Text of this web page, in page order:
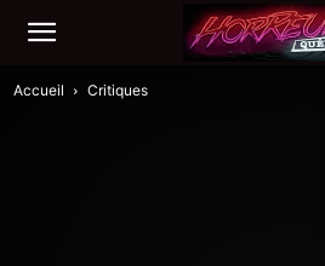
Accueil Critiques